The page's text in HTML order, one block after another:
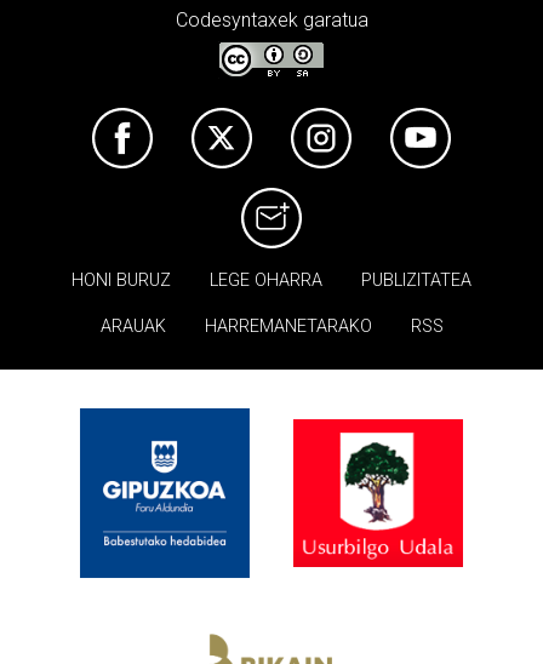
Codesyntaxek garatua
HONI BURUZ LEGE OHARRA PUBLIZITATEA
ARAUAK HARREMANETARAKO RSS